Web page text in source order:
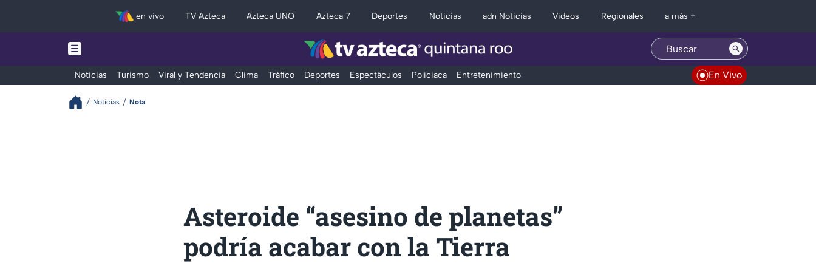
en vivo TV Azteca Azteca UNO Azteca 7 Deportes Noticias adn Noticias Videos Regionales a más +
Noticias Turismo Viral y Tendencia Clima Tráfico Deportes Espectáculos Policiaca Entretenimiento En Vivo
Noticias Nota
Asteroide “asesino de planetas”
podría acabar con la Tierra